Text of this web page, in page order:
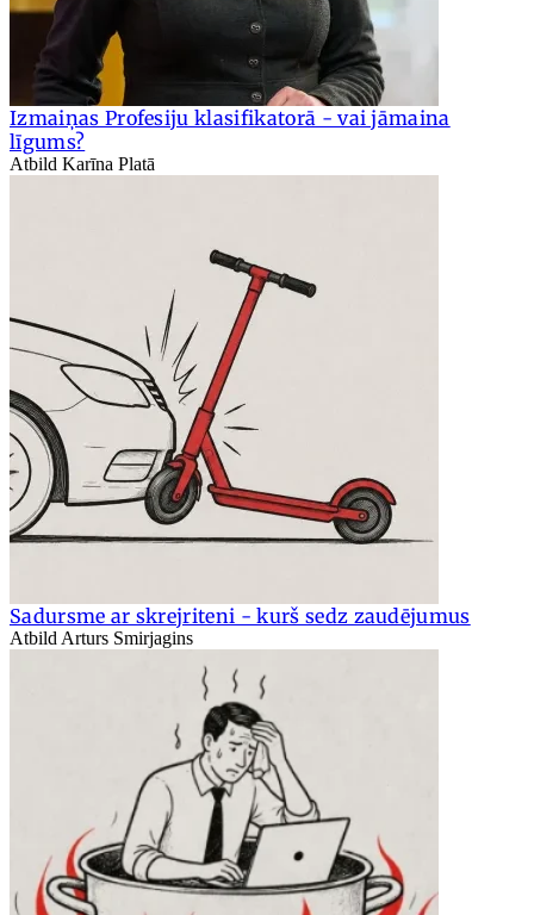
Izmaiņas Profesiju klasifikatorā - vai jāmaina
līgums?
Atbild Karīna Platā
Sadursme ar skrejriteni - kurš sedz zaudējumus
Atbild Arturs Smirjagins